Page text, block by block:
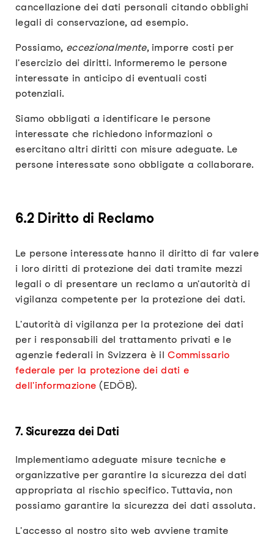
cancellazione dei dati personali citando obblighi
legali di conservazione, ad esempio.
Possiamo, eccezionalmente, imporre costi per
l'esercizio dei diritti. Informeremo le persone
interessate in anticipo di eventuali costi
potenziali.
Siamo obbligati a identificare le persone
interessate che richiedono informazioni o
esercitano altri diritti con misure adeguate. Le
persone interessate sono obbligate a collaborare.
6.2 Diritto di Reclamo
Le persone interessate hanno il diritto di far valere
i loro diritti di protezione dei dati tramite mezzi
legali o di presentare un reclamo a un'autorità di
vigilanza competente per la protezione dei dati.
L'autorità di vigilanza per la protezione dei dati
per i responsabili del trattamento privati e le
agenzie federali in Svizzera è ilCommissario
federale per la protezione dei dati e
dell'informazione (EDÖB).
7. Sicurezza dei Dati
Implementiamo adeguate misure tecniche e
organizzative per garantire la sicurezza dei dati
appropriata al rischio specifico. Tuttavia, non
possiamo garantire la sicurezza dei dati assoluta.
L'accesso al nostro sito web avviene tramite